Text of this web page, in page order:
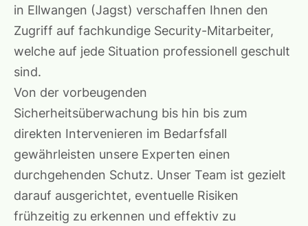
in Ellwangen (Jagst) verschaffen Ihnen den
Zugriff auf fachkundige Security-Mitarbeiter,
welche auf jede Situation professionell geschult
sind.
Von der vorbeugenden
Sicherheitsüberwachung bis hin bis zum
direkten Intervenieren im Bedarfsfall
gewährleisten unsere Experten einen
durchgehenden Schutz. Unser Team ist gezielt
darauf ausgerichtet, eventuelle Risiken
frühzeitig zu erkennen und effektiv zu